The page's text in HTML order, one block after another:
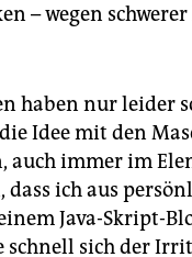
– wegen
haben nur leider
Idee mit den
auch immer im
dass ich aus
Java-Skript-
schnell sich der